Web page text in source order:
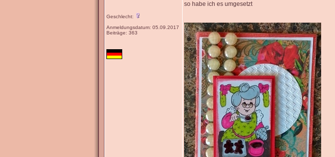
Geschlecht:
Anmeldungsdatum: 05.09.2017
Beiträge: 363
so habe ich es umgesetzt